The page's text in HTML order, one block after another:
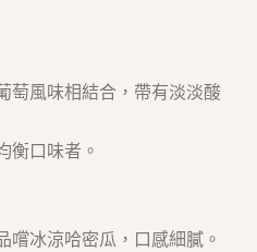
萄風味相結合，帶有淡淡酸
衡口味者。
嚐冰涼哈密瓜，口感細膩。